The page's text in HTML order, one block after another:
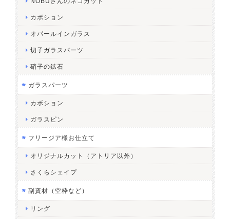
カボション
オパールインガラス
切子ガラスパーツ
硝子の鉱石
ガラスパーツ
カボション
ガラスピン
フリージア様お仕立て
オリジナルカット（アトリア以外）
さくらシェイプ
副資材（空枠など）
リング